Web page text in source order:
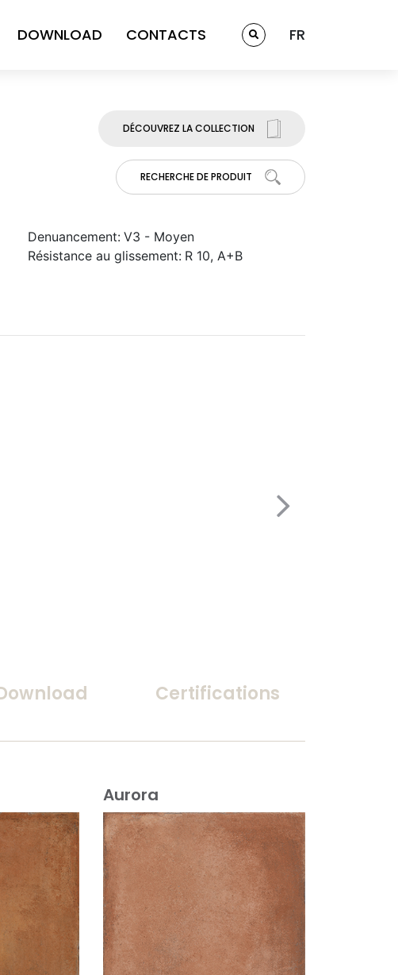
DOWNLOAD CONTACTS FR
DÉCOUVREZ LA COLLECTION
RECHERCHE DE PRODUIT
Denuancement: V3 - Moyen
Résistance au glissement: R 10, A+B
Certifications
Aurora